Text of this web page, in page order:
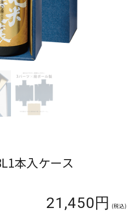
本入ケース
21,450円 (税込)